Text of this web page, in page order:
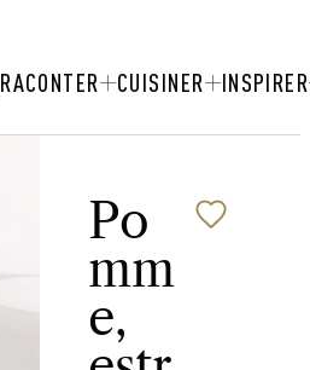
RACONTER CUISINER INSPIRER
Po
mm
e,